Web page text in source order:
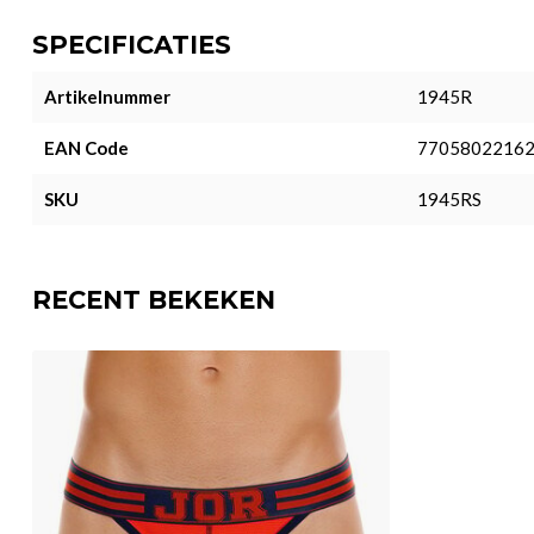
SPECIFICATIES
Artikelnummer 1945R
EAN Code
SKU 1945RS
RECENT BEKEKEN